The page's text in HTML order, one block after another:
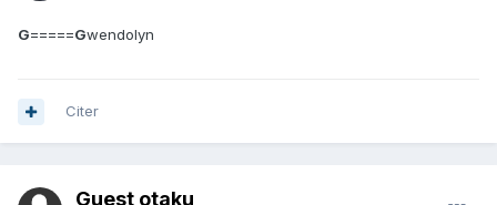
G=====Gwendolyn
Citer
Guest otaku